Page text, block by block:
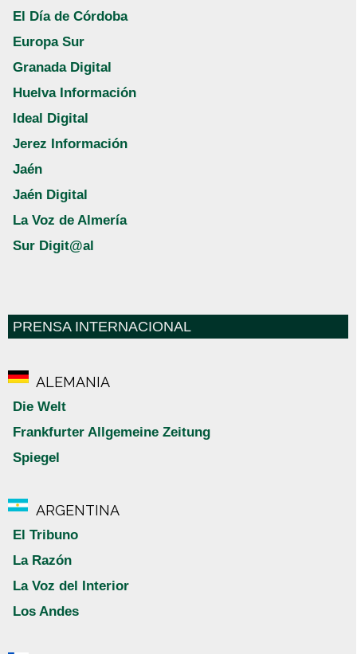
El Día de Córdoba
Europa Sur
Granada Digital
Huelva Información
Ideal Digital
Jerez Información
Jaén
Jaén Digital
La Voz de Almería
Sur Digit@al
PRENSA INTERNACIONAL
ALEMANIA
Die Welt
Frankfurter Allgemeine Zeitung
Spiegel
ARGENTINA
El Tribuno
La Razón
La Voz del Interior
Los Andes